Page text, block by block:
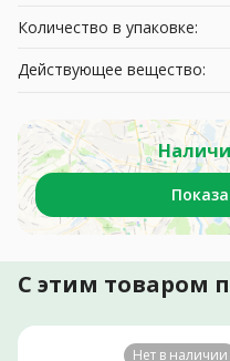
Количество в упаковке:
Действующее вещество:
С этим товаром
Нет в наличии